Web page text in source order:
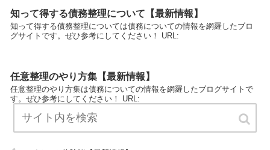
知って得する債務整理について【最新情報】
知って得する債務整理については債務についての情報を網羅したブロ
グサイトです。ぜひ参考にしてください！ URL:
任意整理のやり方集【最新情報】
任意整理のやり方集は債務についての情報を網羅したブログサイトで
す。ぜひ参考にしてください！ URL: